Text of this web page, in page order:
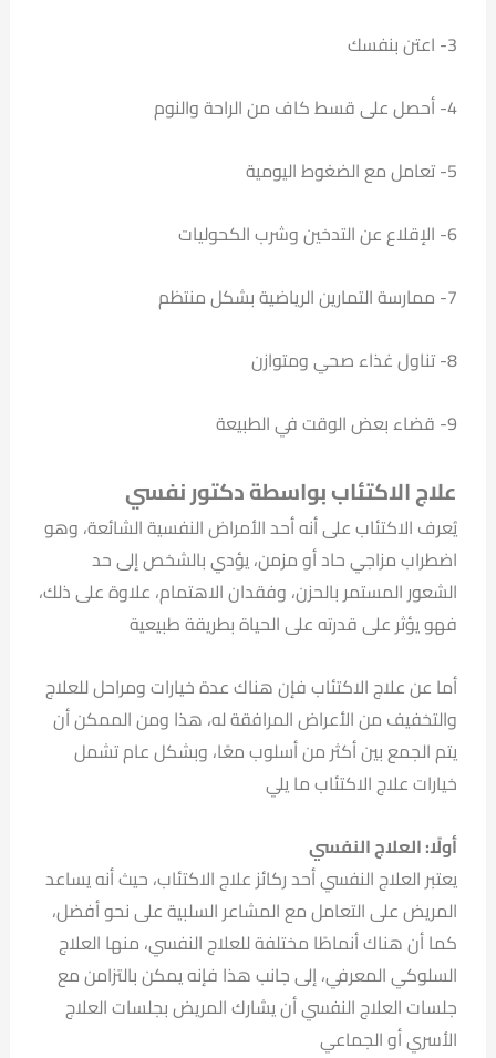
3- اعتن بنفسك
4- أحصل على قسط كاف من الراحة والنوم
5- تعامل مع الضغوط اليومية
6- الإقلاع عن التدخين وشرب الكحوليات
7- ممارسة التمارين الرياضية بشكل منتظم
8- تناول غذاء صحي ومتوازن
9- قضاء بعض الوقت في الطبيعة
علاج الاكتئاب بواسطة دكتور نفسي
يُعرف الاكتئاب على أنه أحد الأمراض النفسية الشائعة، وهو
اضطراب مزاجي حاد أو مزمن، يؤدي بالشخص إلى حد
الشعور المستمر بالحزن، وفقدان الاهتمام، علاوة على ذلك،
فهو يؤثر على قدرته على الحياة بطريقة طبيعية
أما عن علاج الاكتئاب فإن هناك عدة خيارات ومراحل للعلاج
والتخفيف من الأعراض المرافقة له، هذا ومن الممكن أن
يتم الجمع بين أكثر من أسلوب معًا، وبشكل عام تشمل
خيارات علاج الاكتئاب ما يلي
أولًا: العلاج النفسي
يعتبر العلاج النفسي أحد ركائز علاج الاكتئاب، حيث أنه يساعد
المريض على التعامل مع المشاعر السلبية على نحو أفضل،
كما أن هناك أنماطًا مختلفة للعلاج النفسي، منها العلاج
السلوكي المعرفي، إلى جانب هذا فإنه يمكن بالتزامن مع
جلسات العلاج النفسي أن يشارك المريض بجلسات العلاج
الأسري أو الجماعي